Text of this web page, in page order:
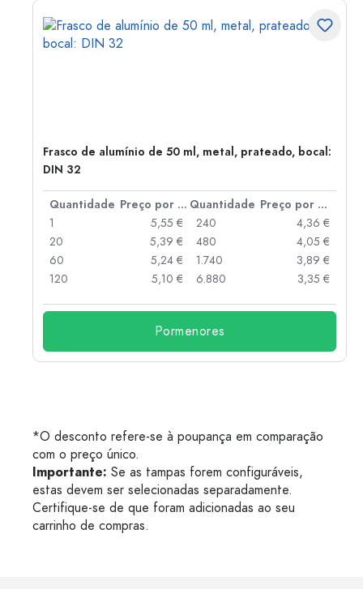
Frasco de alumínio de 50 ml, metal, prateado, bocal:
DIN 32
Quantidade Preço por peça Quantidade
Preço por peça
1
5,55 €
20
5,39 €
60
5,24 €
120
5,10 €
240
4,36 €
480
4,05 €
1.740
3,89 €
6.880
3,35 €
Pormenores
*O desconto refere-se à poupança em comparação
com o preço único.
Importante: Se as tampas forem configuráveis,
estas devem ser selecionadas separadamente.
Certifique-se de que foram adicionadas ao seu
carrinho de compras.